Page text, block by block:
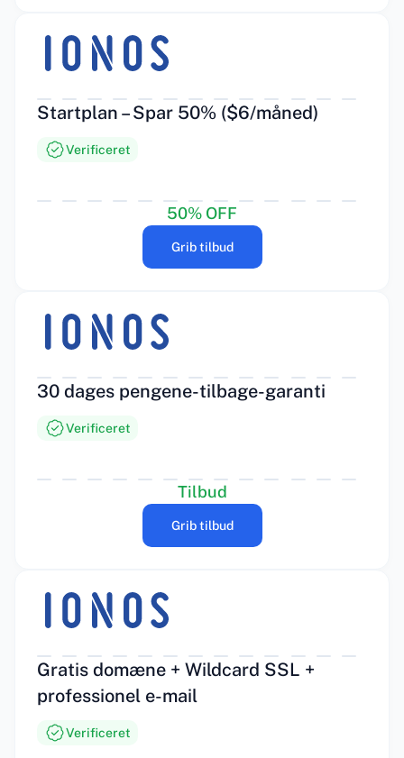
Startplan – Spar 50% ($6/måned)
Verificeret
50% OFF
Grib tilbud
30 dages pengene-tilbage-garanti
Verificeret
Tilbud
Grib tilbud
Gratis domæne + Wildcard SSL +
professionel e-mail
Verificeret